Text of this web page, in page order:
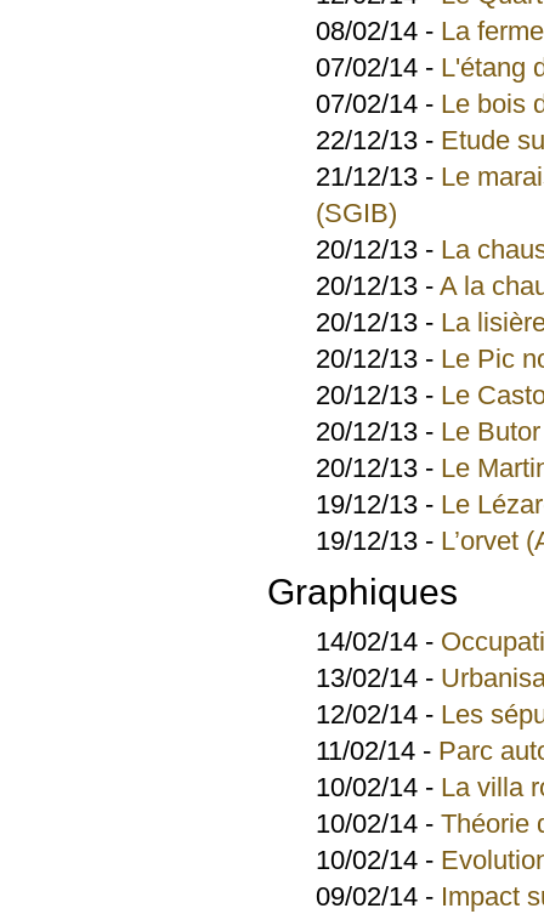
08/02/14 - La
07/02/14 - L'étang
07/02/14 - Le bois
22/12/13 - Etude
21/12/13 - Le
(SGIB)
20/12/13 - La
20/12/13 - A la
20/12/13 - La
20/12/13 - Le Pic
20/12/13 - Le
20/12/13 - Le
20/12/13 - Le
19/12/13 - Le
19/12/13 - L’orvet
Graphiques
14/02/14 -
13/02/14 -
12/02/14 - Les
11/02/14 - Parc
10/02/14 - La villa
10/02/14 - Théorie
10/02/14 -
09/02/14 - Impact